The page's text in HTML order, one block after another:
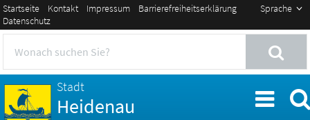
Sprache
Startseite Kontakt Impressum
Barrierefreiheitserklärung
Datenschutz
Stadt
Heidenau